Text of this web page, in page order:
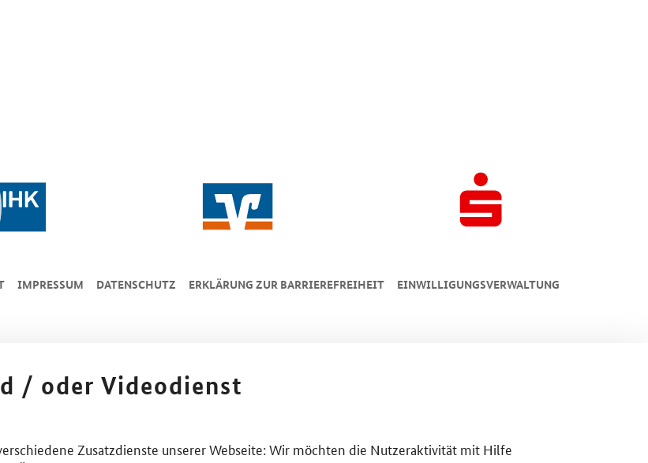
IMPRESSUM DA­TEN­SCHUTZ ERKLÄRUNG ZUR BARRIEREFREIHEIT EINWILLIGUNGSVERWALTUNG
/ oder Videodienst
Zusatzdienste unserer Webseite: Wir möchten die Nutzeraktivität mit Hilfe